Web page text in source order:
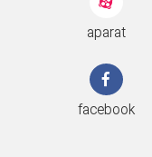
aparat
facebook